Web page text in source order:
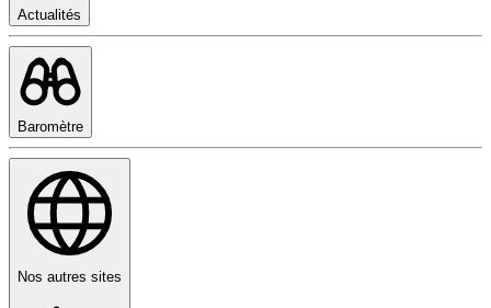
Actualités
Baromètre
Nos autres sites